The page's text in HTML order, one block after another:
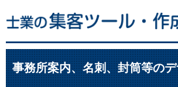
事務所案内、名刺、封筒等の